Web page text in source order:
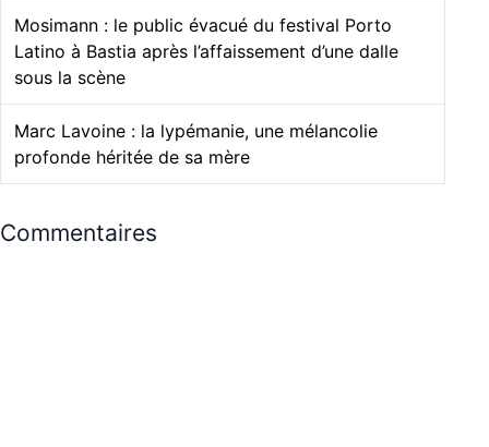
Mosimann : le public évacué du festival Porto
Latino à Bastia après l’affaissement d’une dalle
sous la scène
Marc Lavoine : la lypémanie, une mélancolie
profonde héritée de sa mère
Commentaires